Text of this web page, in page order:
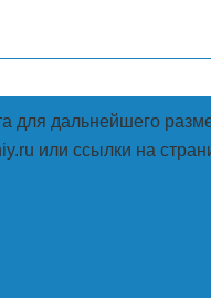
дальнейшего
или ссылки на